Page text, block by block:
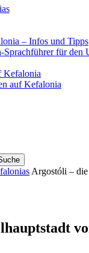
– Infos und Tipps
Sprachführer für den
Kefalonia
auf Kefalonia
Argostóli –